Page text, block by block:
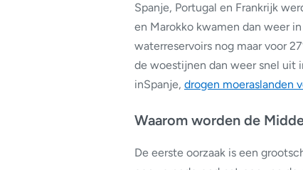
Spanje, Portugal en Frankrijk
en Marokko kwamen dan weer
waterreservoirs nog maar voor
de woestijnen dan weer snel uit
inSpanje, drogen moeraslanden
Waarom worden de
De eerste oorzaak is een